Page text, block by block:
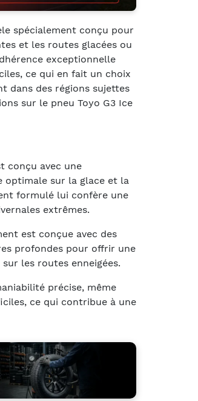
spécialement conçu pour
et les routes glacées ou
exceptionnelle
ce qui en fait un choix
dans des régions sujettes
sur le pneu Toyo G3 Ice
conçu avec une
optimale sur la glace et la
formulé lui confère une
extrêmes.
est conçue avec des
profondes pour offrir une
les routes enneigées.
précise, même
ce qui contribue à une